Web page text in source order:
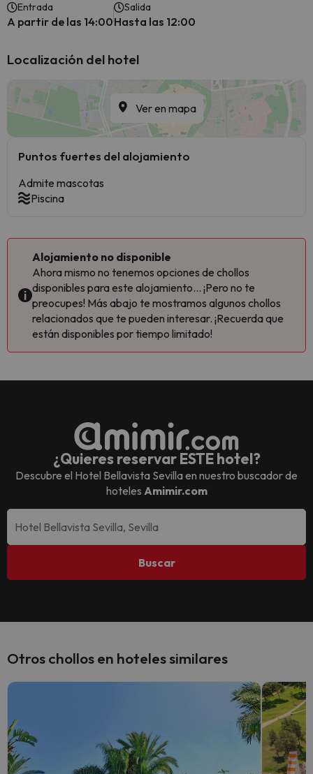
Entrada
A partir de las 14:00
Salida
Hasta las 12:00
Localización del hotel
Ver en mapa
Puntos fuertes del alojamiento
Admite mascotas
Piscina
Alojamiento no disponible
Ahora mismo no tenemos opciones de chollos
disponibles para este alojamiento... ¡Pero no te
preocupes! Más abajo te mostramos algunos chollos
relacionados que te pueden interesar. ¡Recuerda que
están disponibles por tiempo limitado!
¿Quieres reservar ESTE hotel?
Descubre el Hotel Bellavista Sevillaen nuestro buscador de
hoteles Amimir.com
Buscar
Otros chollos en hoteles similares